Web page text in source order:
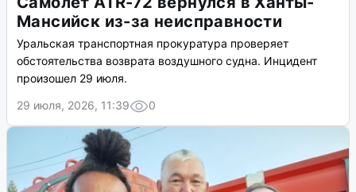
Мансийск из-за неисправности
Уральская транспортная прокуратура проверяет
обстоятельства возврата воздушного судна. Инцидент
произошел 29 июля.
29 июля, 2026, 11:39
0